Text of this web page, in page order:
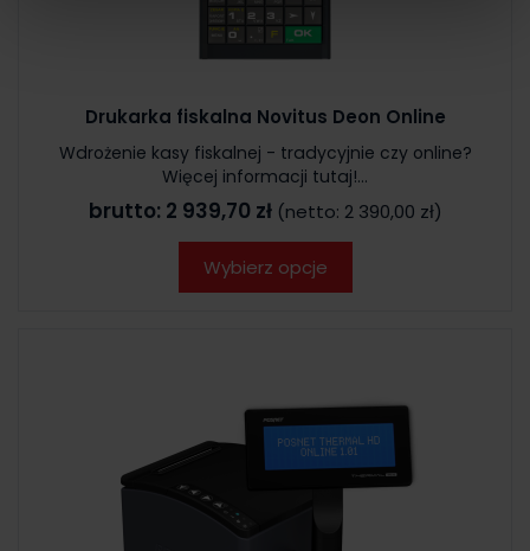
Drukarka fiskalna Novitus Deon Online
Wdrożenie kasy fiskalnej - tradycyjnie czy online?
Więcej informacji tutaj!...
brutto: 2 939,70 zł (netto: 2 390,00 zł)
Wybierz opcje